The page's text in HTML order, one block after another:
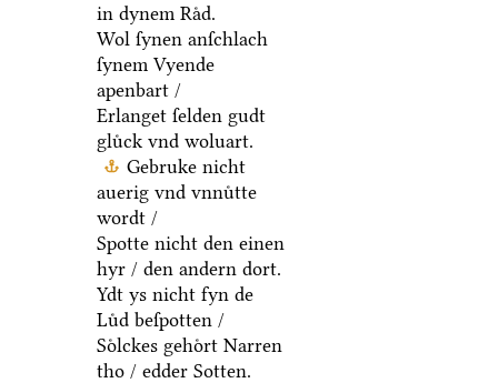
in dynem Raͤd.
Wol ſynen anſchlach
ſynem Vyende
apenbart /
Erlanget ſelden gudt
gluͤck vnd woluart.
Gebruke nicht
auerig vnd vnnuͤtte
wordt /
Spotte nicht den einen
hyr / den andern dort.
Ydt ys nicht fyn de
Luͤd beſpotten /
Soͤlckes gehoͤrt Narren
tho / edder Sotten.